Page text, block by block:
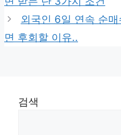
리
외국인 6일 연속 순
면 후회할 이유..
검색